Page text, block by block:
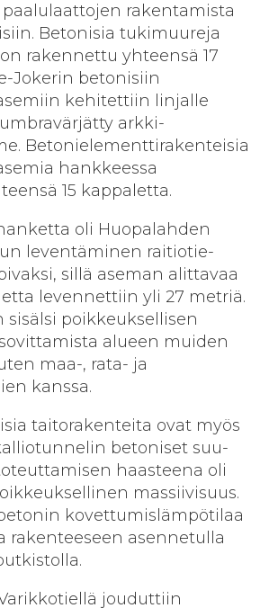
rakentamista
Betonisia tuki­muureja
rakennettu yhteensä 17
Jokerin betonisiin
kehitettiin linjalle
arkki­
Betonielementti­rakenteisia
hankkeessa
15 kappaletta.
oli Huopalahden
leventäminen raitiotie­
sillä aseman alittavaa
levennettiin yli 27 metriä.
sisälsi poikkeuksellisen
alueen muiden
maa-, rata- ja
kanssa.
taitorakenteita ovat myös
betoniset suu­
haasteena oli
massiivisuus.
kovettumis­lämpötilaa
rakenteeseen asennetulla
jouduttiin